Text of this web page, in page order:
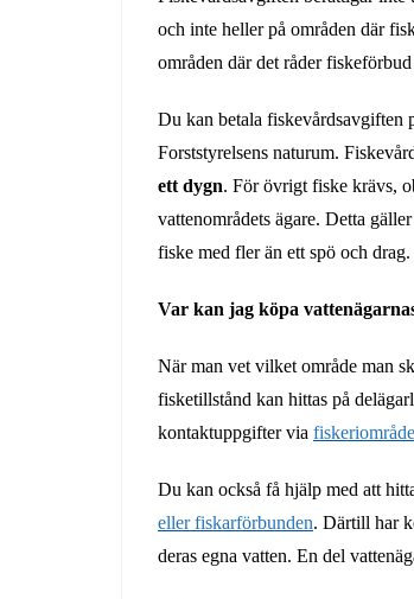
och inte heller på områden där
områden där det råder fiskeförbud
Du kan betala fiskevårdsavgiften
Forststyrelsens naturum.
ett dygn. För övrigt fiske krävs,
vattenområdets ägare. Detta
fiske med fler än ett spö och drag.
Var kan jag köpa
När man vet vilket område man
fisketillstånd kan hittas på
kontaktuppgifter via
Du kan också få hjälp med att
eller fiskarförbunden. Därtill har
deras egna vatten. En del